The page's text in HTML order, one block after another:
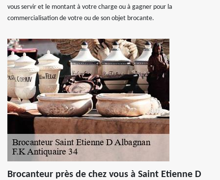
vous servir et le montant à votre charge ou à gagner pour la
commercialisation de votre ou de son objet brocante.
Brocanteur près de chez vous à Saint Etienne D